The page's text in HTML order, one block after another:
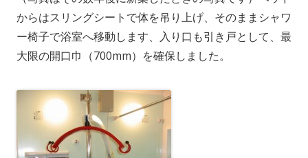
からはスリングシートで体を吊り上げ、そのままシャワ
ー椅子で浴室へ移動します、入り口も引き戸として、最
大限の開口巾（700mm）を確保しました。